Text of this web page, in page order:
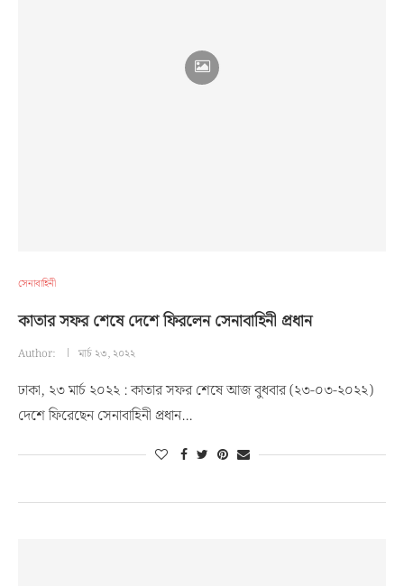
সেনাবাহিনী
কাতার সফর শেষে দেশে ফিরলেন সেনাবাহিনী প্রধান
Author: মার্চ ২৩, ২০২২
ঢাকা, ২৩ মার্চ ২০২২ : কাতার সফর শেষে আজ বুধবার (২৩-০৩-২০২২)
দেশে ফিরেছেন সেনাবাহিনী প্রধান…